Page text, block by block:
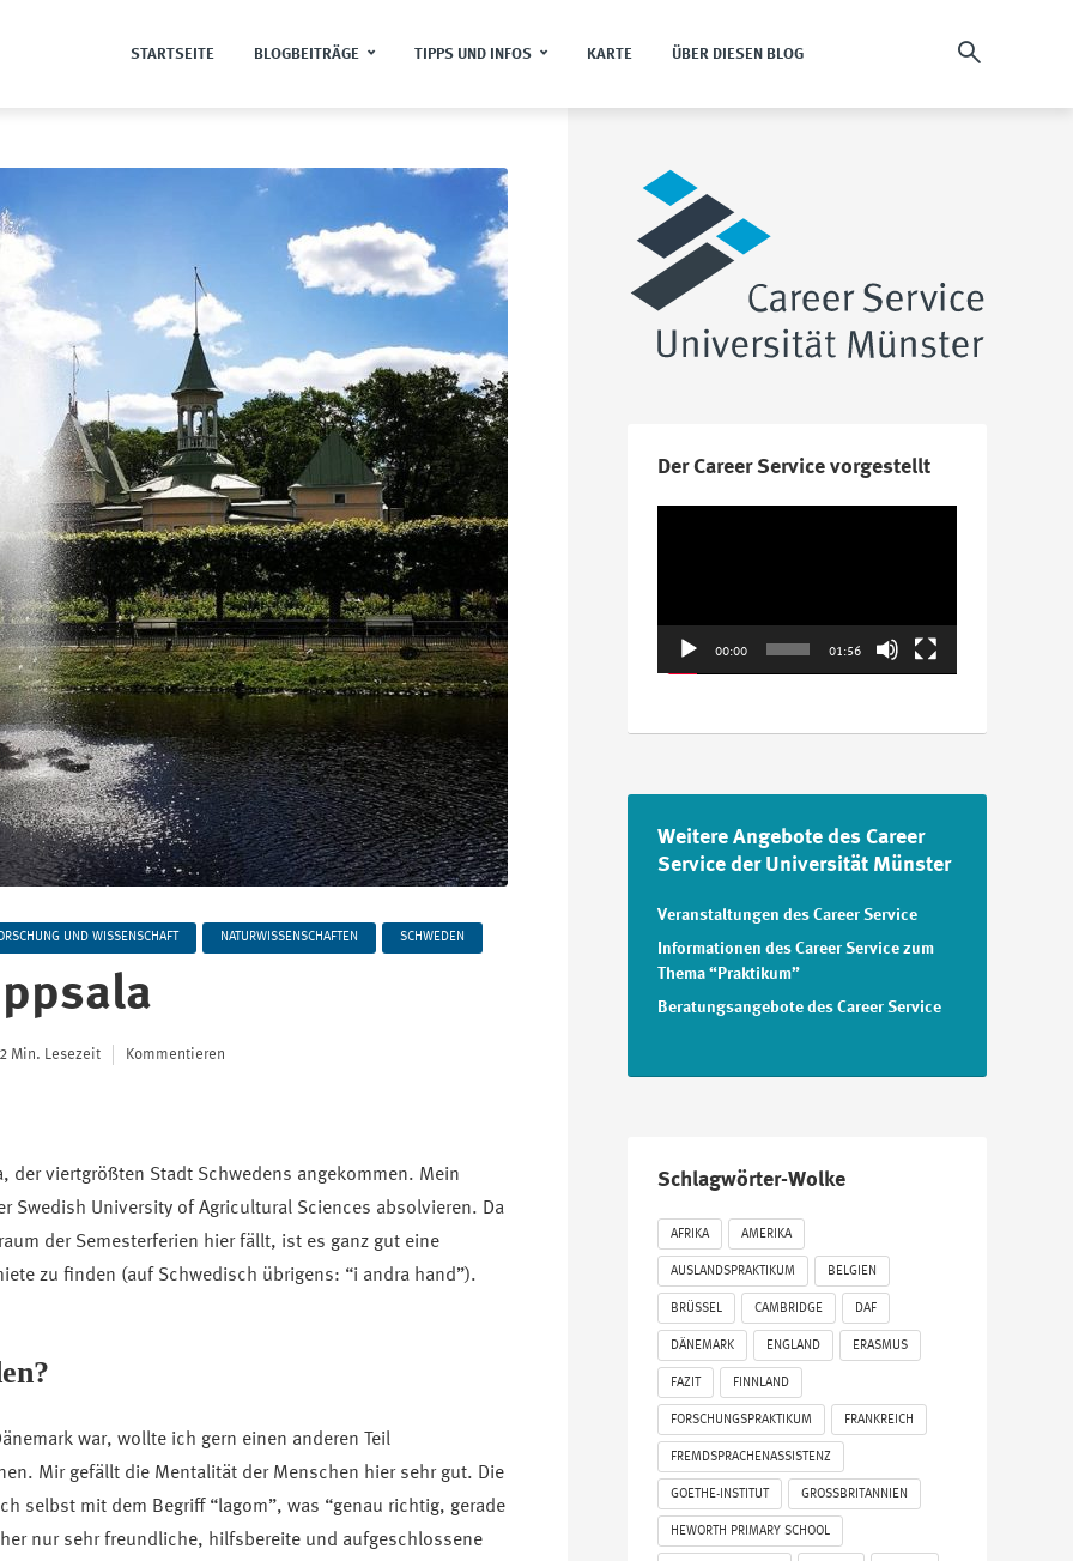
STARTSEITE BLOGBEITRÄGE TIPPS UND INFOS KARTE ÜBER DIESEN BLOG
UND WISSENSCHAFT NATURWISSENSCHAFTEN SCHWEDEN
2 Min. Lesezeit Kommentieren
der viertgrößten Stadt Schwedens angekommen. Mein
Swedish University of Agricultural Sciences absolvieren. Da
der Semesterferien hier fällt, ist es ganz gut eine
zu finden (auf Schwedisch übrigens: “i andra hand”).
war, wollte ich gern einen anderen Teil
Mir gefällt die Mentalität der Menschen hier sehr gut. Die
selbst mit dem Begriff “lagom”, was “genau richtig, gerade
nur sehr freundliche, hilfsbereite und aufgeschlossene
Der Career Service vorgestellt
00:00 01:56
Weitere Angebote des Career
Service der Universität Münster
Veranstaltungen des Career Service
Informationen des Career Service zum
Thema “Praktikum”
Beratungsangebote des Career Service
Schlagwörter-Wolke
AFRIKA AMERIKA
AUSLANDSPRAKTIKUM BELGIEN
BRÜSSEL CAMBRIDGE DAF
DÄNEMARK ENGLAND ERASMUS
FAZIT FINNLAND
FORSCHUNGSPRAKTIKUM FRANKREICH
FREMDSPRACHENASSISTENZ
GOETHE-INSTITUT GROSSBRITANNIEN
HEWORTH PRIMARY SCHOOL